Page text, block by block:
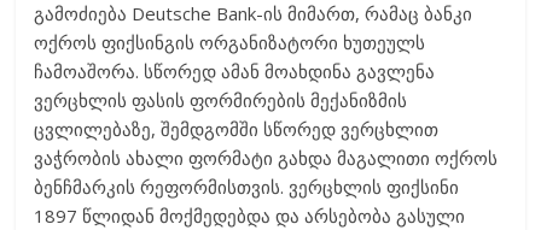
გამოძიება Deutsche Bank-ის მიმართ, რამაც ბანკი
ოქროს ფიქსინგის ორგანიზატორი ხუთეულს
ჩამოაშორა. სწორედ ამან მოახდინა გავლენა
ვერცხლის ფასის ფორმირების მექანიზმის
ცვლილებაზე, შემდგომში სწორედ ვერცხლით
ვაჭრობის ახალი ფორმატი გახდა მაგალითი ოქროს
ბენჩმარკის რეფორმისთვის. ვერცხლის ფიქსინი
1897 წლიდან მოქმედებდა და არსებობა გასული